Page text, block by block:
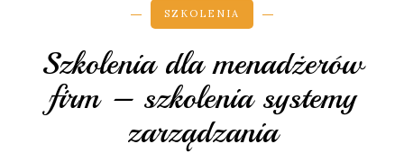
SZKOLENIA
Szkolenia dla menadżerów
firm – szkolenia systemy
zarządzania